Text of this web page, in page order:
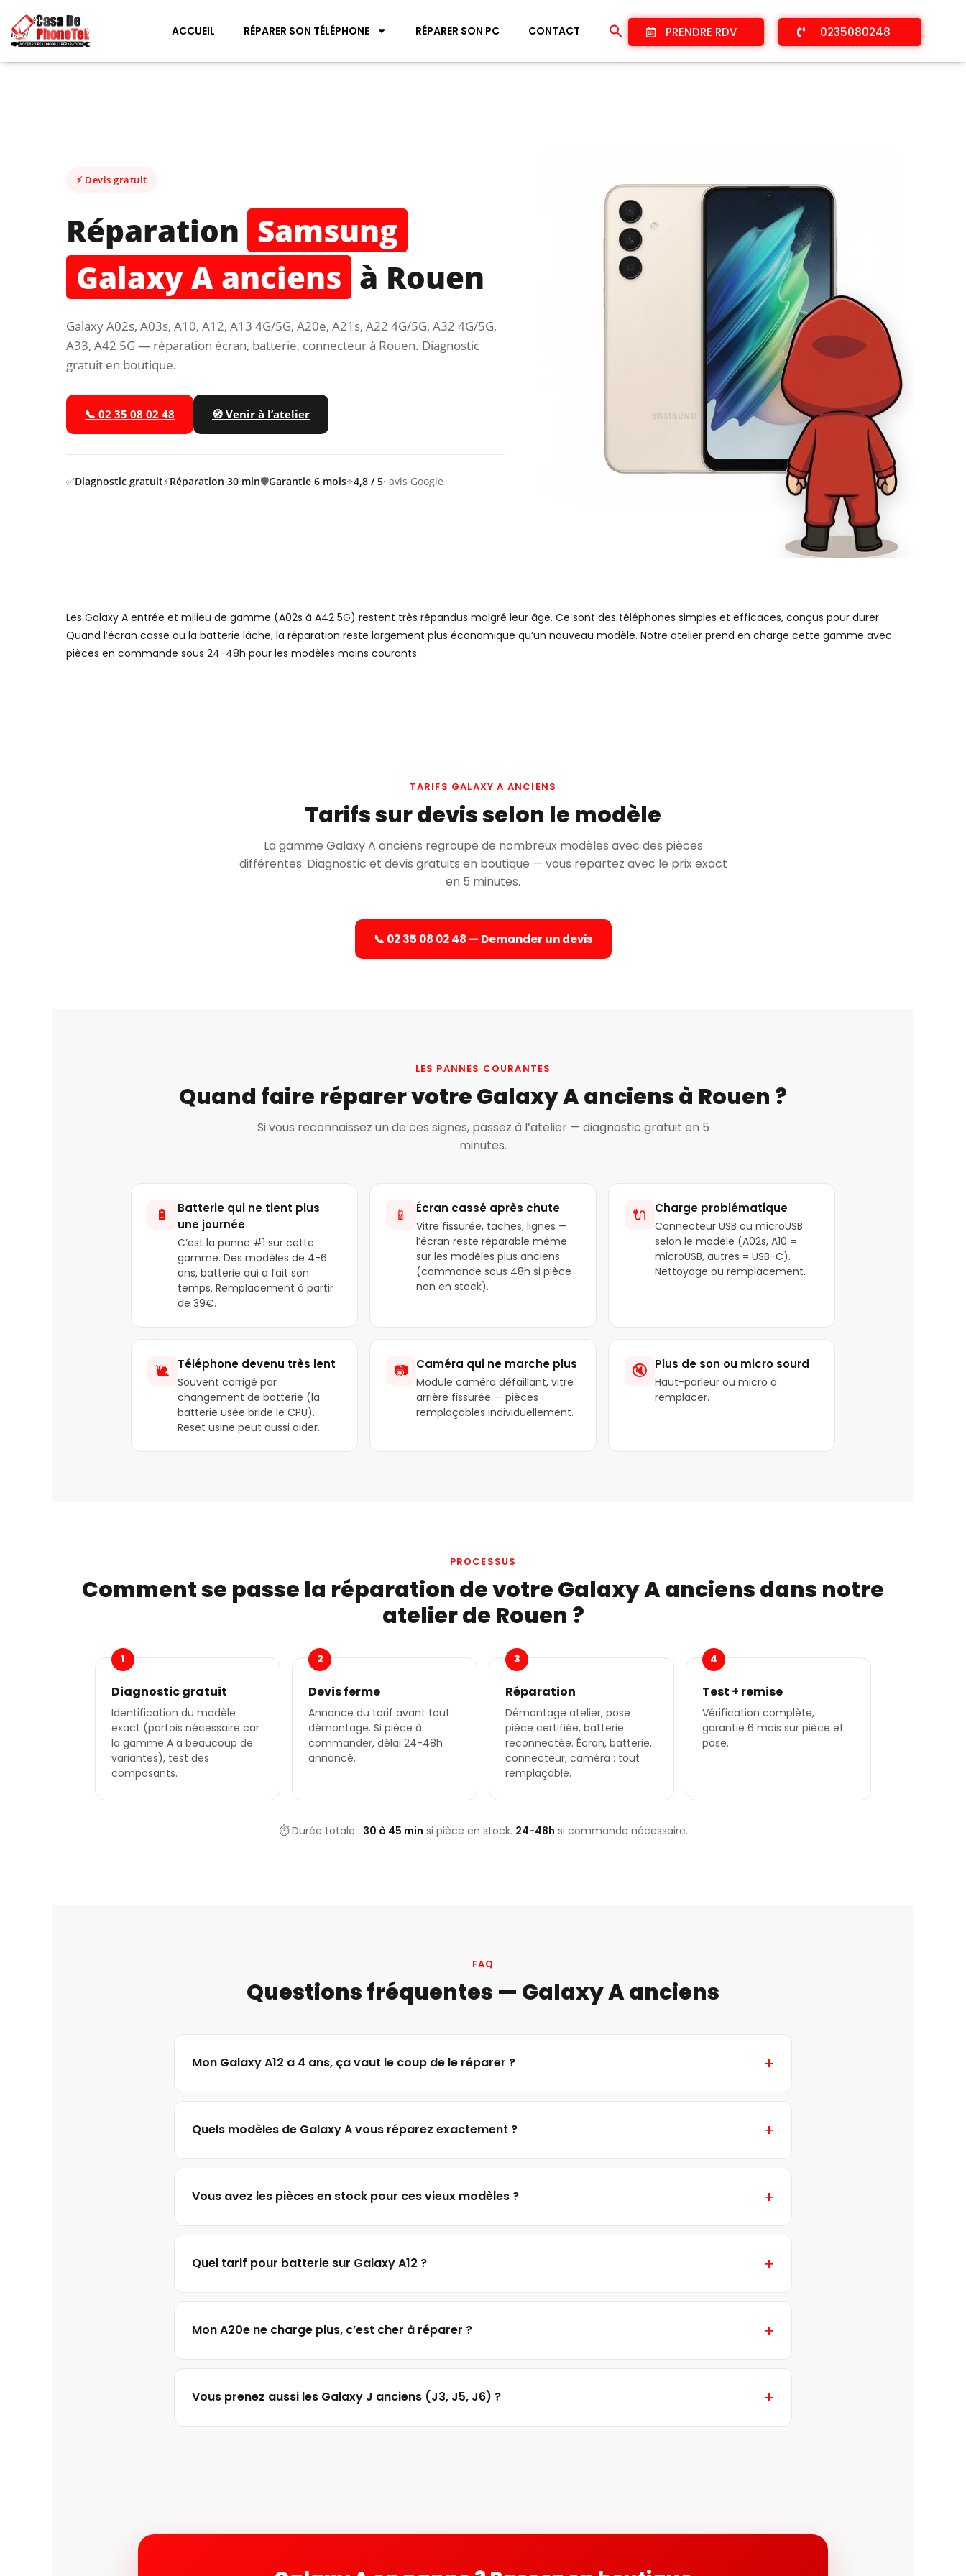
ACCUEIL RÉPARER SON TÉLÉPHONE RÉPARER SON PC CONTACT PRENDRE RDV 0235080248
⚡ Devis gratuit
Réparation Samsung
Galaxy A anciens à Rouen
Galaxy A02s, A03s, A10, A12, A13 4G/5G, A20e, A21s, A22 4G/5G, A32 4G/5G,
A33, A42 5G — réparation écran, batterie, connecteur à Rouen. Diagnostic
gratuit en boutique.
📞 02 35 08 02 48 🧭 Venir à l’atelier
✅Diagnostic gratuit⚡Réparation 30 min🛡️Garantie 6 mois⭐4,8 / 5· avis Google
Les Galaxy A entrée et milieu de gamme (A02s à A42 5G) restent très répandus malgré leur âge. Ce sont des téléphones simples et efficaces, conçus pour durer.
Quand l’écran casse ou la batterie lâche, la réparation reste largement plus économique qu’un nouveau modèle. Notre atelier prend en charge cette gamme avec
pièces en commande sous 24-48h pour les modèles moins courants.
TARIFS GALAXY A ANCIENS
Tarifs sur devis selon le modèle
La gamme Galaxy A anciens regroupe de nombreux modèles avec des pièces
différentes. Diagnostic et devis gratuits en boutique — vous repartez avec le prix exact
en 5 minutes.
📞 02 35 08 02 48 — Demander un devis
LES PANNES COURANTES
Quand faire réparer votre Galaxy A anciens à Rouen ?
Si vous reconnaissez un de ces signes, passez à l’atelier — diagnostic gratuit en 5
minutes.
🔋
Batterie qui ne tient plus
une journée
C’est la panne #1 sur cette
gamme. Des modèles de 4-6
ans, batterie qui a fait son
temps. Remplacement à partir
de 39€.
📱 Écran cassé après chute
Vitre fissurée, taches, lignes —
l’écran reste réparable même
sur les modèles plus anciens
(commande sous 48h si pièce
non en stock).
🔌 Charge problématique
Connecteur USB ou microUSB
selon le modèle (A02s, A10 =
microUSB, autres = USB-C).
Nettoyage ou remplacement.
🐌 Téléphone devenu très lent
Souvent corrigé par
changement de batterie (la
batterie usée bride le CPU).
Reset usine peut aussi aider.
📷 Caméra qui ne marche plus
Module caméra défaillant, vitre
arrière fissurée — pièces
remplaçables individuellement.
🔇 Plus de son ou micro sourd
Haut-parleur ou micro à
remplacer.
PROCESSUS
Comment se passe la réparation de votre Galaxy A anciens dans notre
atelier de Rouen ?
1
Diagnostic gratuit
Identification du modèle
exact (parfois nécessaire car
la gamme A a beaucoup de
variantes), test des
composants.
2
Devis ferme
Annonce du tarif avant tout
démontage. Si pièce à
commander, délai 24-48h
annoncé.
3
Réparation
Démontage atelier, pose
pièce certifiée, batterie
reconnectée. Écran, batterie,
connecteur, caméra : tout
remplaçable.
4
Test + remise
Vérification complète,
garantie 6 mois sur pièce et
pose.
⏱️ Durée totale : 30 à 45 min si pièce en stock. 24-48h si commande nécessaire.
FAQ
Questions fréquentes — Galaxy A anciens
Mon Galaxy A12 a 4 ans, ça vaut le coup de le réparer ?
Quels modèles de Galaxy A vous réparez exactement ?
Vous avez les pièces en stock pour ces vieux modèles ?
Quel tarif pour batterie sur Galaxy A12 ?
Mon A20e ne charge plus, c’est cher à réparer ?
Vous prenez aussi les Galaxy J anciens (J3, J5, J6) ?